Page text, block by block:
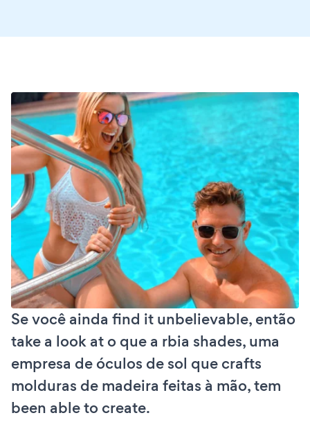
Se você ainda find it unbelievable, então
take a look at o que a rbia shades, uma
empresa de óculos de sol que crafts
molduras de madeira feitas à mão, tem
been able to create.